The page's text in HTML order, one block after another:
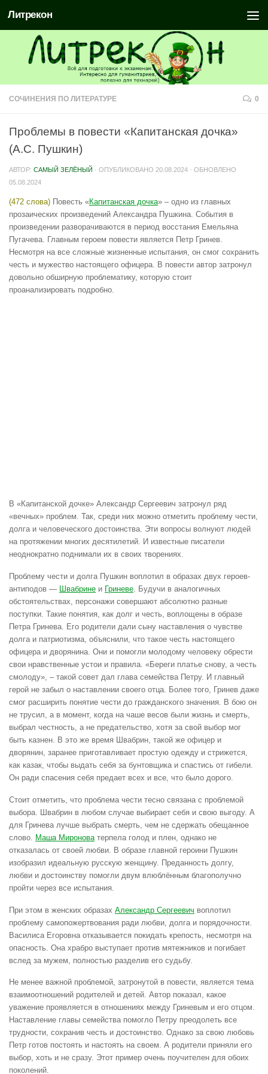
Литрекон
СОЧИНЕНИЯ ПО ЛИТЕРАТУРЕ 0
Проблемы в повести «Капитанская дочка»
(А.С. Пушкин)
АВТОР: САМЫЙ ЗЕЛЁНЫЙ · ОПУБЛИКОВАНО 20.08.2024 · ОБНОВЛЕНО
05.08.2024
(472 слова) Повесть «Капитанская дочка» – одно из главных
прозаических произведений Александра Пушкина. События в
произведении разворачиваются в период восстания Емельяна
Пугачева. Главным героем повести является Петр Гринев.
Несмотря на все сложные жизненные испытания, он смог сохранить
честь и мужество настоящего офицера. В повести автор затронул
довольно обширную проблематику, которую стоит
проанализировать подробно.
В «Капитанской дочке» Александр Сергеевич затронул ряд
«вечных» проблем. Так, среди них можно отметить проблему чести,
долга и человеческого достоинства. Эти вопросы волнуют людей
на протяжении многих десятилетий. И известные писатели
неоднократно поднимали их в своих творениях.
Проблему чести и долга Пушкин воплотил в образах двух героев-
антиподов —
Швабрине и Гриневе . Будучи в аналогичных
обстоятельствах, персонажи совершают абсолютно разные
поступки. Такие понятия, как долг и честь, воплощены в образе
Петра Гринева. Его родители дали сыну наставления о чувстве
долга и патриотизма, объяснили, что такое честь настоящего
офицера и дворянина. Они и помогли молодому человеку обрести
свои нравственные устои и правила. «Береги платье снову, а честь
смолоду», – такой совет дал глава семейства Петру. И главный
герой не забыл о наставлении своего отца. Более того, Гринев даже
смог расширить понятие чести до гражданского значения. В бою он
не трусил, а в момент, когда на чаше весов были жизнь и смерть,
выбрал честность, а не предательство, хотя за свой выбор мог
быть казнен. В это же время Швабрин, такой же офицер и
дворянин, заранее приготавливает простую одежду и стрижется,
как казак, чтобы выдать себя за бунтовщика и спастись от гибели.
Он ради спасения себя предает всех и все, что было дорого.
Стоит отметить, что проблема чести тесно связана с проблемой
выбора. Швабрин в любом случае выбирает себя и свою выгоду. А
для Гринева лучше выбрать смерть, чем не сдержать обещанное
слово.
Маша Миронова терпела голод и плен, однако не
отказалась от своей любви. В образе главной героини Пушкин
изобразил идеальную русскую женщину. Преданность долгу,
любви и достоинству помогли двум влюблённым благополучно
пройти через все испытания.
При этом в женских образах Александр Сергеевич воплотил
проблему самопожертвования ради любви, долга и порядочности.
Василиса Егоровна отказывается покидать крепость, несмотря на
опасность. Она храбро выступает против мятежников и погибает
вслед за мужем, полностью разделив его судьбу.
Не менее важной проблемой, затронутой в повести, является тема
взаимоотношений родителей и детей. Автор показал, какое
уважение проявляется в отношениях между Гриневым и его отцом.
Наставление главы семейства помогло Петру преодолеть все
трудности, сохранив честь и достоинство. Однако за свою любовь
Петр готов постоять и настоять на своем. А родители приняли его
выбор, хоть и не сразу. Этот пример очень поучителен для обоих
поколений.